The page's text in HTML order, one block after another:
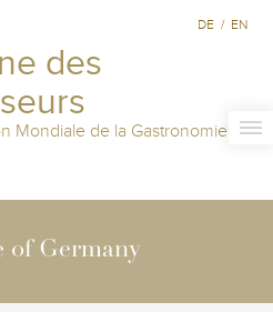
des
Mondiale de la Gastronomie
DE / EN
of Germany